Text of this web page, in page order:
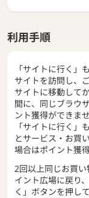
利用手順
「サイトに行く」
サイトを訪問し、
サイトに移動して
間に、同じブラウ
ント獲得ができませ
「サイトに行く」
とサービス・お買
場合はポイント獲
2回以上同じお買
イント広場に戻り
く」ボタンを押し